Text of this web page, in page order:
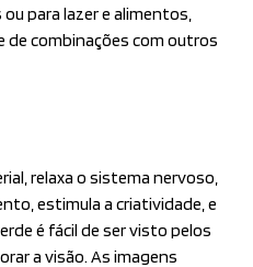
para lazer e alimentos,
combinações com outros
relaxa o sistema nervoso,
estimula a criatividade, e
é fácil de ser visto pelos
a visão. As imagens